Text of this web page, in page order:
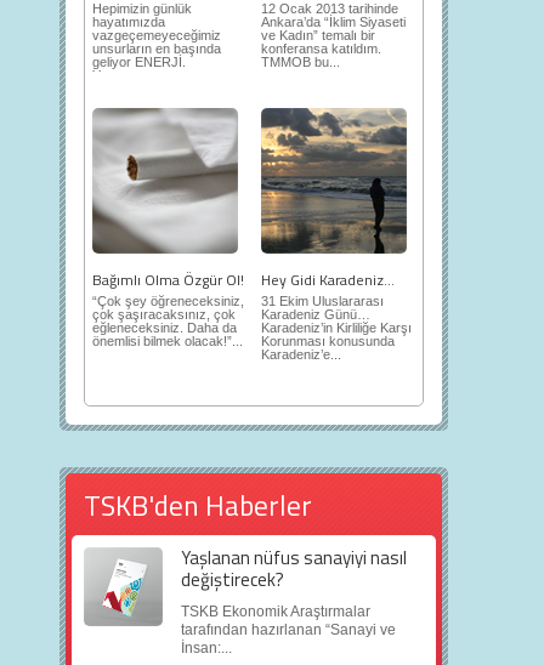
Hepimizin günlük
hayatımızda
vazgeçemeyeceğimiz
unsurların en başında
geliyor ENERJİ.
Yaşantımızı...
12 Ocak 2013 tarihinde
Ankara’da “İklim Siyaseti
ve Kadın” temalı bir
konferansa katıldım.
TMMOB bu...
Bağımlı Olma Özgür Ol!
“Çok şey öğreneceksiniz,
çok şaşıracaksınız, çok
eğleneceksiniz. Daha da
önemlisi bilmek olacak!”...
Hey Gidi Karadeniz…
31 Ekim Uluslararası
Karadeniz Günü…
Karadeniz’in Kirliliğe Karşı
Korunması konusunda
Karadeniz’e...
TSKB'den Haberler
Yaşlanan nüfus sanayiyi nasıl
değiştirecek?
TSKB Ekonomik Araştırmalar
tarafından hazırlanan “Sanayi ve
İnsan:...